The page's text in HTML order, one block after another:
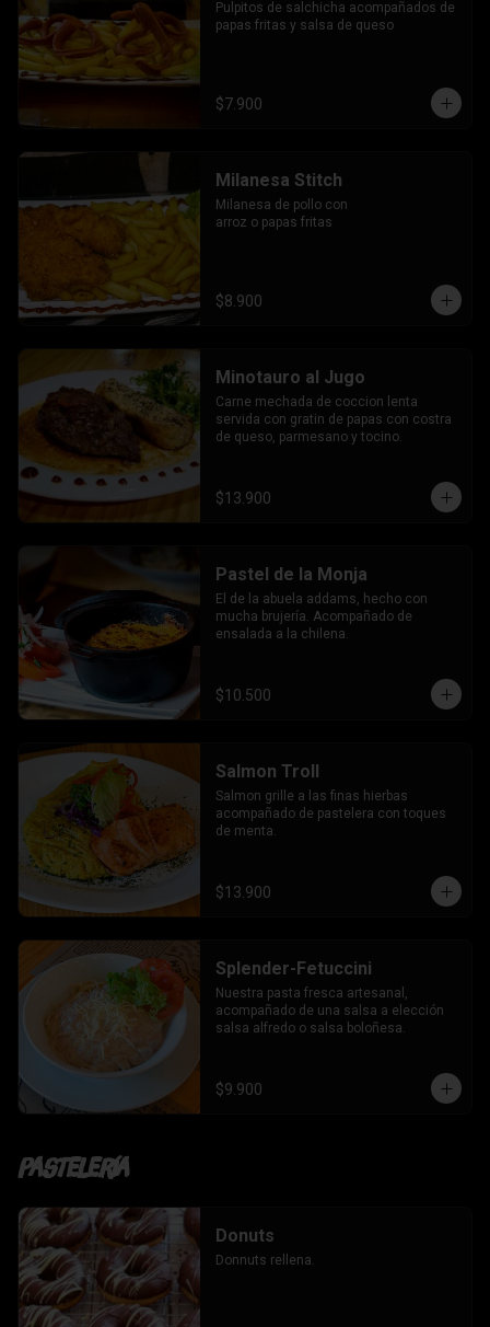
Pulpitos de salchicha acompañados de
papas fritas y salsa de queso
$7.900
Milanesa Stitch
Milanesa de pollo con
arroz o papas fritas
$8.900
Minotauro al Jugo
Carne mechada de coccion lenta
servida con gratin de papas con costra
de queso, parmesano y tocino.
$13.900
Pastel de la Monja
El de la abuela addams, hecho con
mucha brujería. Acompañado de
ensalada a la chilena.
$10.500
Salmon Troll
Salmon grille a las finas hierbas
acompañado de pastelera con toques
de menta.
$13.900
Splender-Fetuccini
Nuestra pasta fresca artesanal,
acompañado de una salsa a elección
salsa alfredo o salsa boloñesa.
$9.900
Pastelería
Donuts
Donnuts rellena.